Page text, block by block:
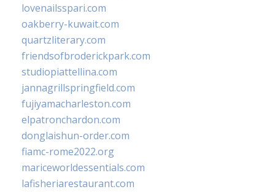
lovenailsspari.com
oakberry-kuwait.com
quartzliterary.com
friendsofbroderickpark.com
studiopiattellina.com
jannagrillspringfield.com
fujiyamacharleston.com
elpatronchardon.com
donglaishun-order.com
fiamc-rome2022.org
mariceworldessentials.com
lafisheriarestaurant.com